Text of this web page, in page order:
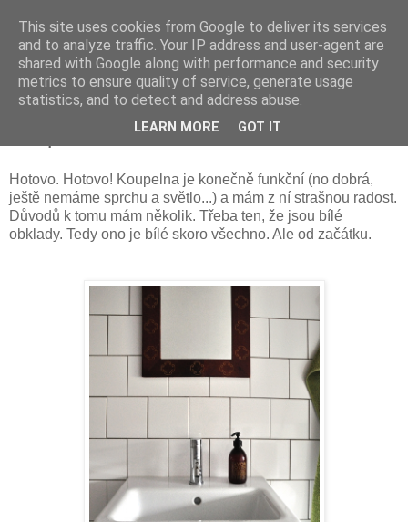
Hotovo. Hotovo! Koupelna je konečně funkční (no dobrá,
ještě nemáme sprchu a světlo...) a mám z ní strašnou radost.
Důvodů k tomu mám několik. Třeba ten, že jsou bílé
obklady. Tedy ono je bílé skoro všechno. Ale od začátku.
This site uses cookies from Google to deliver its services
and to analyze traffic. Your IP address and user-agent are
shared with Google along with performance and security
metrics to ensure quality of service, generate usage
statistics, and to detect and address abuse.
LEARN MORE GOT IT